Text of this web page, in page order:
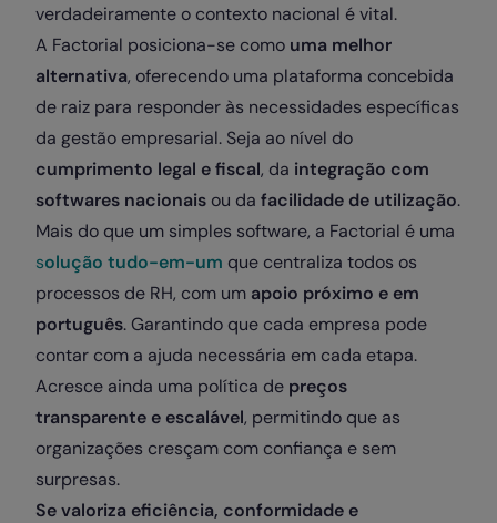
verdadeiramente o contexto nacional é vital.
A Factorial posiciona-se como uma melhor
alternativa, oferecendo uma plataforma concebida
de raiz para responder às necessidades específicas
da gestão empresarial. Seja ao nível do
cumprimento legal e fiscal, da integração com
softwares nacionais ou da facilidade de utilização.
Mais do que um simples software, a Factorial é uma
solução tudo-em-um que centraliza todos os
processos de RH, com um apoio próximo e em
português. Garantindo que cada empresa pode
contar com a ajuda necessária em cada etapa.
Acresce ainda uma política de preços
transparente e escalável, permitindo que as
organizações cresçam com confiança e sem
surpresas.
Se valoriza eficiência, conformidade e